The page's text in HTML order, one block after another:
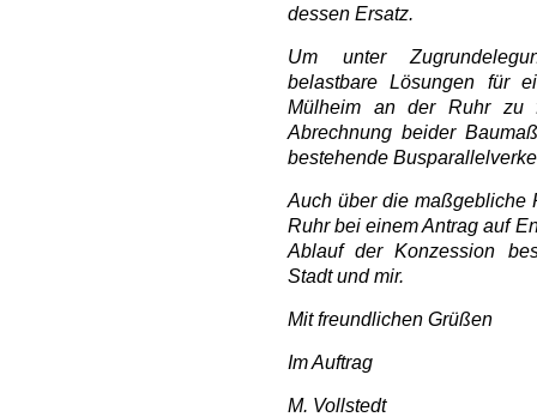
dessen Ersatz.
Um unter
belastbare Lösungen für
Mülheim an der Ruhr zu
Abrechnung beider
bestehende
Auch über die maßgebliche
Ruhr bei einem Antrag auf
Ablauf der Konzession
Stadt und mir.
Mit freundlichen Grüßen
Im Auftrag
M. Vollstedt